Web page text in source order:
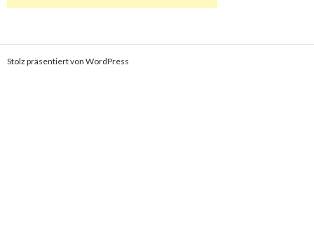
Stolz präsentiert von WordPress